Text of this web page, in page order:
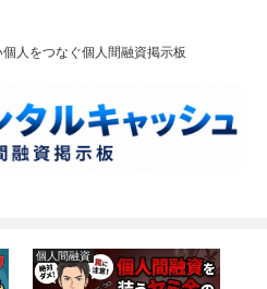
人をつなぐ個人間融資掲示板
個人間融資